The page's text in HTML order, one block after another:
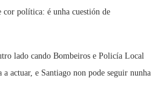
cor política: é unha cuestión de
lado cando Bombeiros e Policía Local
actuar, e Santiago non pode seguir nunha